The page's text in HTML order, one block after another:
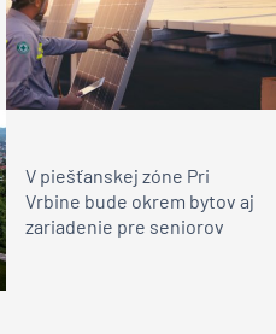
V piešťanskej zóne Pri
Vrbine bude okrem bytov aj
zariadenie pre seniorov